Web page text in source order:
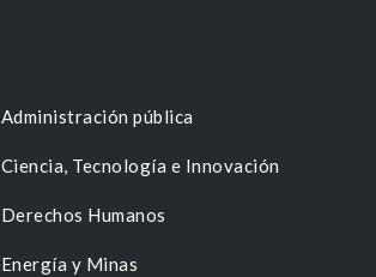
Administración pública
Ciencia, Tecnología e Innovación
Derechos Humanos
Energía y Minas